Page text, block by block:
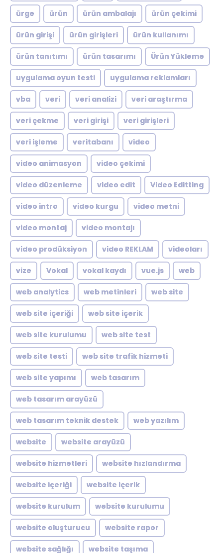
ürge ürün ürün ambalajı ürün çekimi
ürün girişi ürün girişleri ürün kullanımı
ürün tanıtımı ürün tasarımı Ürün Yükleme
uygulama oyun testi uygulama reklamları
vba veri veri analizi veri araştırma
veri çekme veri girişi veri girişleri
veri işleme veritabanı video
video animasyon video çekimi
video düzenleme video edit Video Editting
video intro video kurgu video metni
video montaj video montajı
video prodüksiyon video REKLAM videoları
vize Vokal vokal kaydı vue.js web
web analytics web metinleri web site
web site içeriği web site içerik
web site kurulumu web site test
web site testi web site trafik hizmeti
web site yapımı web tasarım
web tasarım arayüzü
web tasarım teknik destek web yazılım
website website arayüzü
website hizmetleri website hızlandırma
website içeriği website içerik
website kurulum website kurulumu
website oluşturucu website rapor
website sağlığı website taşıma